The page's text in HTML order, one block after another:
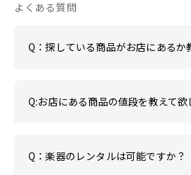
よくある質問
Q：探している商品がお店にあるか
Q:お店にある商品の値段を教えて欲
Q：楽器のレンタルは可能ですか？